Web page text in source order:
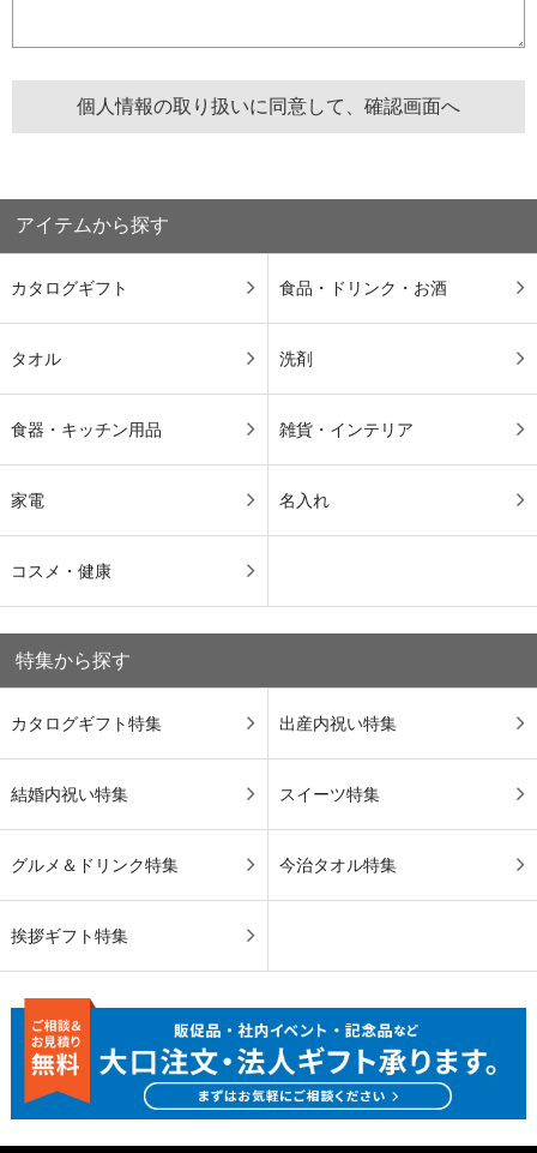
アイテムから探す
カタログギフト 食品・ドリンク・お酒
タオル 洗剤
食器・キッチン用品 雑貨・インテリア
家電 名入れ
コスメ・健康
特集から探す
カタログギフト特集 出産内祝い特集
結婚内祝い特集 スイーツ特集
グルメ＆ドリンク特集 今治タオル特集
挨拶ギフト特集